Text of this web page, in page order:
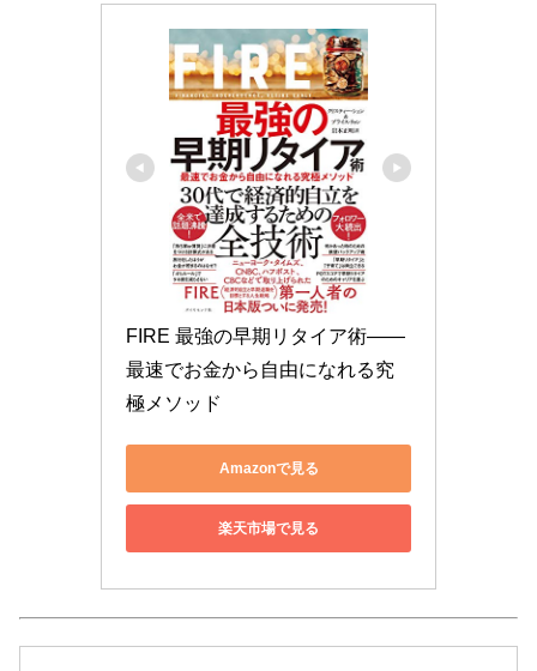
FIRE 最強の早期リタイア術――
最速でお金から自由になれる究
極メソッド
Amazonで見る
楽天市場で見る